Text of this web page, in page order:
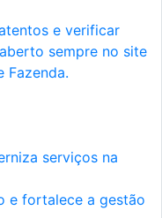
e verificar
sempre no site
Fazenda.
serviços na
e fortalece a gestão